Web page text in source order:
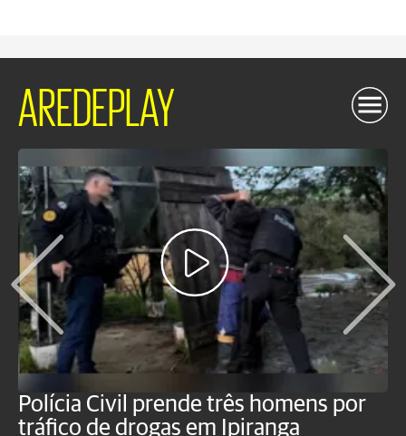
AREDEPLAY
Polícia Civil prende três homens por
tráfico de drogas em Ipiranga